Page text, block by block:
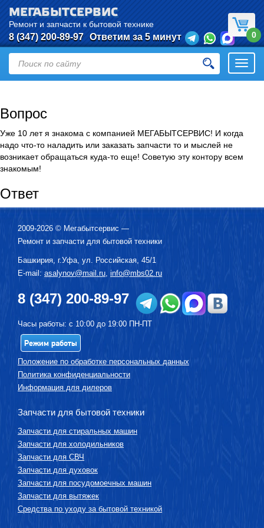
МЕГАБЫТСЕРВИС
Ремонт и запчасти к бытовой технике
8 (347) 200-89-97 Ответим за 5 минут 0
Вопрос
Уже 10 лет я знакома с компанией МЕГАБЫТСЕРВИС! И когда
надо что-то наладить или заказать запчасти то и мыслей не
возникает обращаться куда-то еще! Советую эту контору всем
знакомым!
Ответ
2009-2026 © Мегабытсервис —
Ремонт и запчасти для бытовой техники
Башкирия, г.Уфа, ул. Российская, 45/1
E-mail: asalynov@mail.ru, info@mbs02.ru
8 (347) 200-89-97
Часы работы: с 10:00 до 19:00 ПН-ПТ
Режим работы
Положение по обработке персональных данных
Политика конфиденциальности
Информация для дилеров
Запчасти для бытовой техники
Запчасти для стиральных машин
Запчасти для холодильников
Запчасти для СВЧ
Запчасти для духовок
Запчасти для посудомоечных машин
Запчасти для вытяжек
Средства по уходу за бытовой техникой